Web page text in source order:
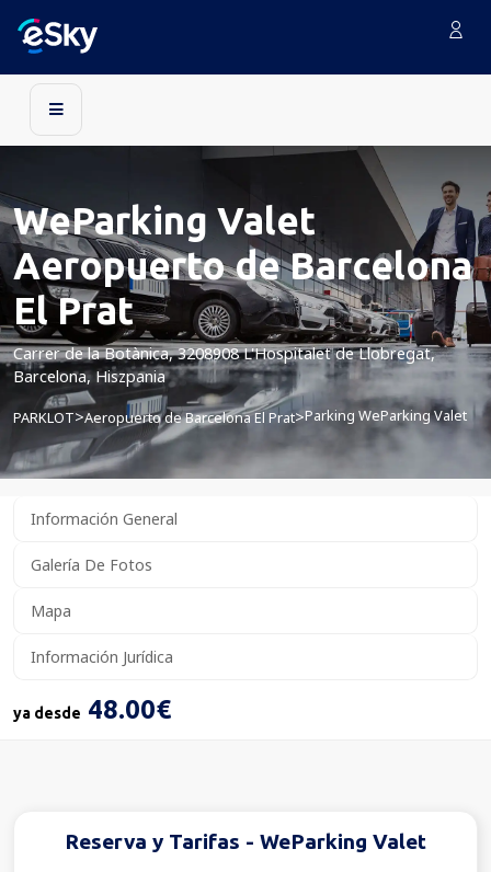
WeParking Valet
Aeropuerto de Barcelona
El Prat
Carrer de la Botànica, 3208908 L'Hospitalet de Llobregat,
Barcelona, Hiszpania
PARKLOT>Aeropuerto de Barcelona El Prat>Parking WeParking Valet
Información General
Galería De Fotos
Mapa
Información Jurídica
ya desde 48.00€
Reserva y Tarifas - WeParking Valet